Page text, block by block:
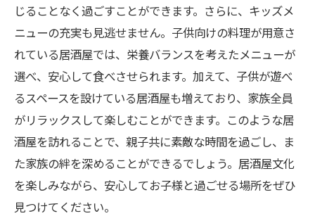
じることなく過ごすことができます。さらに、キッズメ
ニューの充実も見逃せません。子供向けの料理が用意さ
れている居酒屋では、栄養バランスを考えたメニューが
選べ、安心して食べさせられます。加えて、子供が遊べ
るスペースを設けている居酒屋も増えており、家族全員
がリラックスして楽しむことができます。このような居
酒屋を訪れることで、親子共に素敵な時間を過ごし、ま
た家族の絆を深めることができるでしょう。居酒屋文化
を楽しみながら、安心してお子様と過ごせる場所をぜひ
見つけてください。